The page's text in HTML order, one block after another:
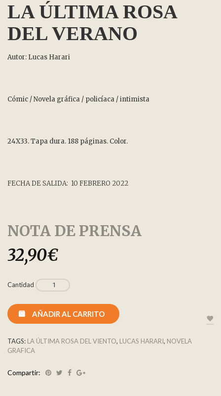
LA ÚLTIMA ROSA
DEL VERANO
Autor: Lucas Harari
Cómic / Novela gráfica / policíaca / intimista
24X33. Tapa dura. 188 páginas. Color.
FECHA DE SALIDA: 10 FEBRERO 2022
NOTA DE PRENSA
32,90€
Cantidad
AÑADIR AL CARRITO
TAGS: LA ÚLTIMA ROSA DEL VIENTO, LUCAS HARARI, NOVELA
GRAFICA
Compartir: